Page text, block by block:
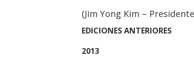
(Jim Yong Kim –
EDICIONES ANTERIORES
2013